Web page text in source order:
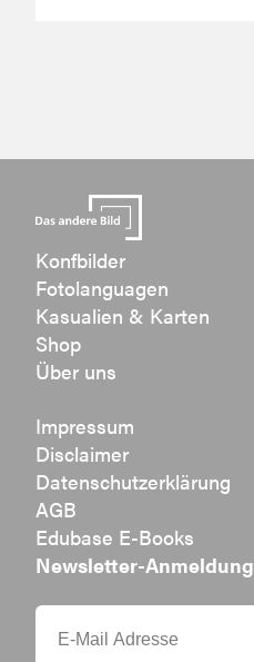
Konfbilder
Fotolanguagen
Kasualien & Karten
Shop
Über uns
Impressum
Disclaimer
Datenschutzerklärung
AGB
Edubase E-Books
Newsletter-Anmeldung